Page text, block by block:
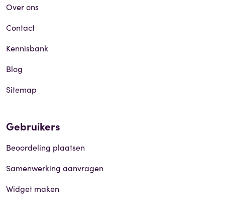
Over ons
Contact
Kennisbank
Blog
Sitemap
Gebruikers
Beoordeling plaatsen
Samenwerking aanvragen
Widget maken